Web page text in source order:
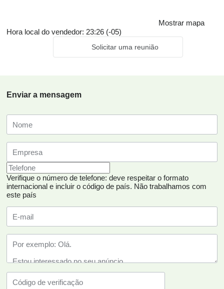
Mostrar mapa
Hora local do vendedor: 23:26 (-05)
Solicitar uma reunião
Enviar a mensagem
Verifique o número de telefone: deve respeitar o formato
internacional e incluir o código de país. Não trabalhamos com
este país